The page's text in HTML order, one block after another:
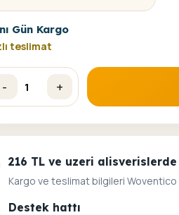
Gün Kargo
teslimat
- Kediler Sayılarla Boyama Seti adet
+
216 TL ve uzeri
Kargo ve teslimat bilgileri Woventico
Destek hattı